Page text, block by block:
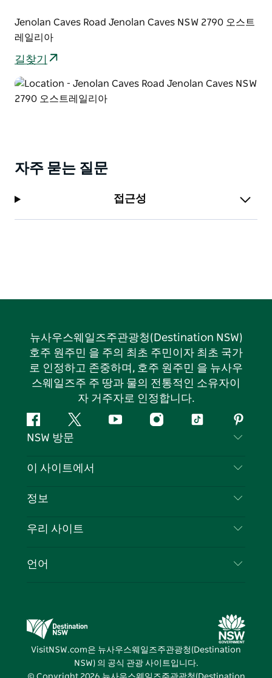
발견되는 도라지 도요새 금조와 함께 대접을 받으며 캥거
루 왈라비 및 동부 물룡도 결코 멀리 있지 않습니다.
Jenolan Caves Road Jenolan Caves NSW 2790 오스트
레일리아
길찾기
자주 묻는 질문
접근성
뉴사우스웨일즈주관광청(Destination NSW)
호주 원주민 을 주의 최초 주민이자 최초 국가
로 인정하고 존중하며, 호주 원주민 을 뉴사우
스웨일즈주 주 땅과 물의 전통적인 소유자이
자 거주자로 인정합니다.
페
이
북
지
다
유
인
틱
핀
터
스
NSW 방문
문의하기
쿠키 고지
이 사이트에서
목적지
이벤트
정보
여행 정보
뉴사우스웨일즈주 의 사업
우리 사이트
뉴사우스웨일즈주관광청(Destination NSW) 미디
어 센터
비비드 시드니(Vivid Sydney)
언어
VisitNSW.com은 뉴사우스웨일즈주관광청(Destination
NSW) 의 공식 관광 사이트입니다.